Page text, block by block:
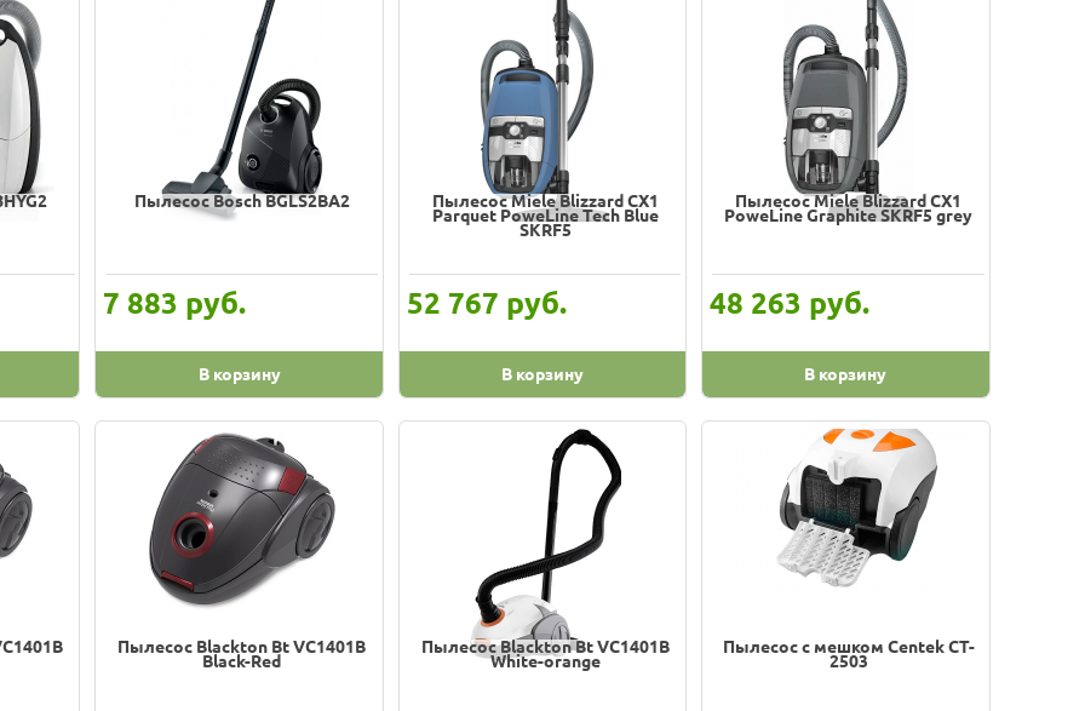
Пылесос Bosch BGLS2BA2
7 883 руб.
В корзину
Пылесос Miele Blizzard CX1
Parquet PoweLine Tech Blue
SKRF5
52 767 руб.
В корзину
Пылесос Miele Blizzard CX1
PoweLine Graphite SKRF5 grey
48 263 руб.
В корзину
Пылесос Blackton Bt VC1401B
Black-Red
Пылесос Blackton Bt VC1401B
White-orange
Пылесос с мешком Centek CT-
2503